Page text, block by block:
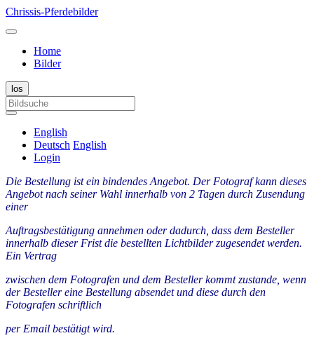
Chrissis-Pferdebilder
Home
Bilder
English
Deutsch English
Login
Die Bestellung ist ein bindendes Angebot. Der Fotograf kann dieses
Angebot nach seiner Wahl innerhalb von 2 Tagen durch Zusendung
einer
Auftragsbestätigung annehmen oder dadurch, dass dem Besteller
innerhalb dieser Frist die bestellten Lichtbilder zugesendet werden.
Ein Vertrag
zwischen dem Fotografen und dem Besteller kommt zustande, wenn
der Besteller eine Bestellung absendet und diese durch den
Fotografen schriftlich
per Email bestätigt wird.